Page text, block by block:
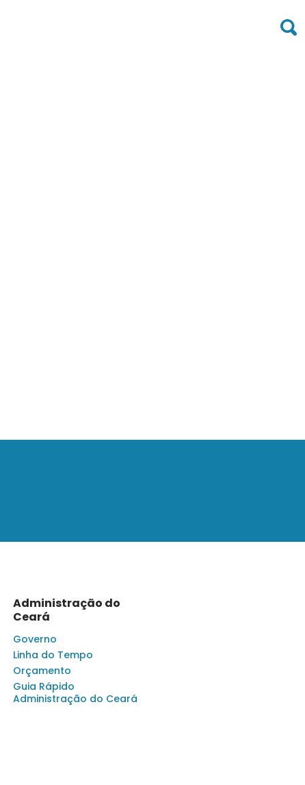
Administração do
Ceará
Governo
Linha do Tempo
Orçamento
Guia Rápido
Administração do Ceará